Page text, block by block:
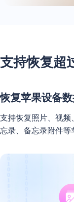
支持恢复超
恢复苹果设备
支持恢复照片、视频
忘录、备忘录附件等